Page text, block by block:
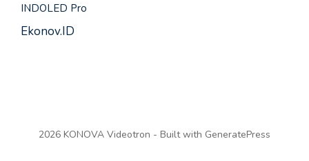
INDOLED Pro
Ekonov.ID
2026 KONOVA Videotron - Built with GeneratePress